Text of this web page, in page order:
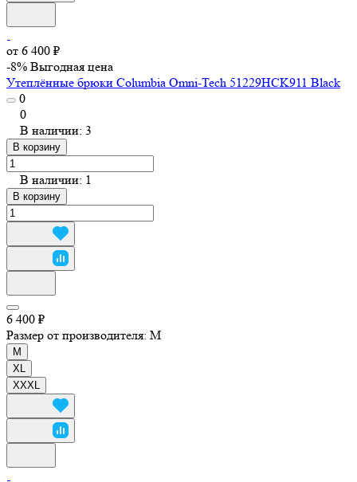
от 6 400 ₽
-8% Выгодная цена
Утеплённые брюки Columbia Omni-Tech 51229HCK911 Black
0
0
В наличии: 3
В корзину
В наличии: 1
В корзину
6 400 ₽
Размер от производителя: M
M
XL
XXXL